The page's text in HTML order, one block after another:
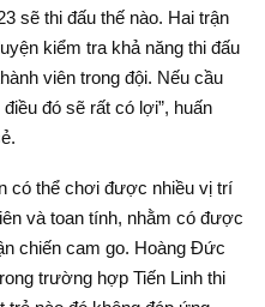
sẽ thi đấu thế nào. Hai trận
kiểm tra khả năng thi đấu
viên trong đội. Nếu cầu
đó sẽ rất có lợi”, huấn
có thể chơi được nhiều vị trí
và toan tính, nhằm có được
chiến cam go. Hoàng Đức
trường hợp Tiến Linh thi